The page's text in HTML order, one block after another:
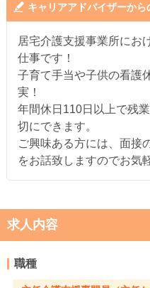
キャリアアドバイザーから
居宅介護支援事業所にお
仕事です！
子育て手当や子供の看護
実！
年間休日110日以上で残
切にできます。
ご興味ある方には、面接
をお話致しますのでお気
求人内容
職種